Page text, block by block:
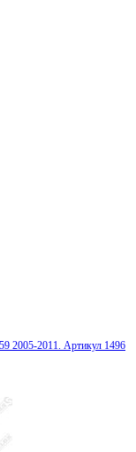
2005-2011. Артикул 1496